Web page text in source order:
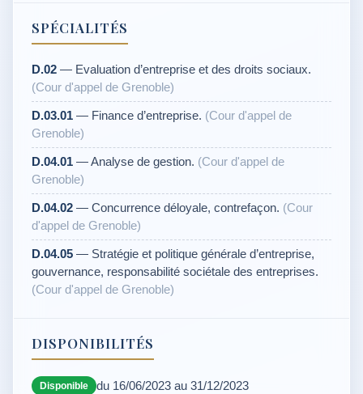
SPÉCIALITÉS
D.02 — Evaluation d’entreprise et des droits sociaux.
(Cour d'appel de Grenoble)
D.03.01 — Finance d’entreprise. (Cour d'appel de
Grenoble)
D.04.01 — Analyse de gestion. (Cour d'appel de
Grenoble)
D.04.02 — Concurrence déloyale, contrefaçon. (Cour
d'appel de Grenoble)
D.04.05 — Stratégie et politique générale d’entreprise,
gouvernance, responsabilité sociétale des entreprises.
(Cour d'appel de Grenoble)
DISPONIBILITÉS
Disponible du 16/06/2023 au 31/12/2023